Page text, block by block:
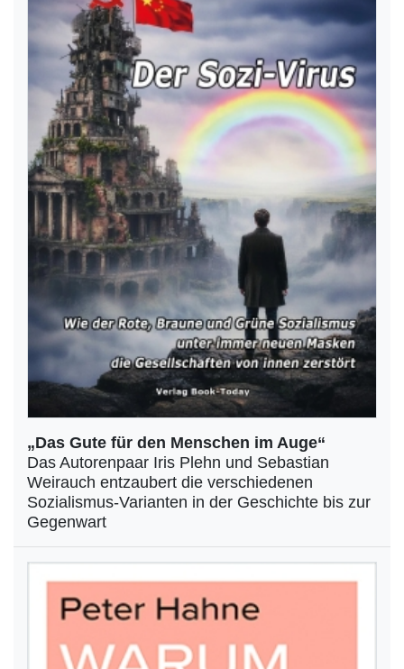
„Das Gute für den Menschen im Auge“
Das Autorenpaar Iris Plehn und Sebastian
Weirauch entzaubert die verschiedenen
Sozialismus-Varianten in der Geschichte bis zur
Gegenwart